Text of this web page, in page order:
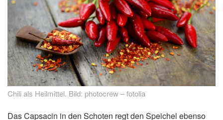
Chili als Heilmittel. Bild: photocrew – fotolia
Das Capsacin in den Schoten regt den Speichel ebenso